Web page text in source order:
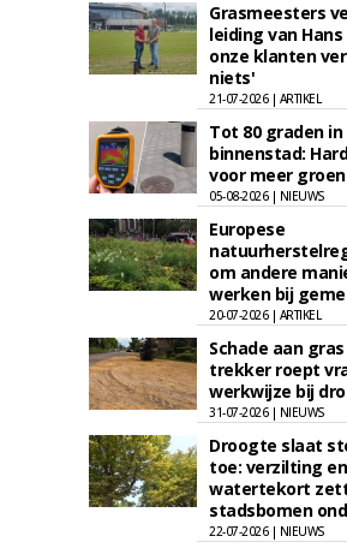
Grasmeesters
leiding van Hans
onze klanten
niets'
21-07-2026 | ARTIKEL
Tot 80 graden in
binnenstad:
voor meer groen
05-08-2026 | NIEUWS
Europese
om andere
werken bij
20-07-2026 | ARTIKEL
Schade aan
trekker roept
werkwijze bij
31-07-2026 | NIEUWS
Droogte slaat
toe: verzilting en
watertekort
stadsbomen
22-07-2026 | NIEUWS